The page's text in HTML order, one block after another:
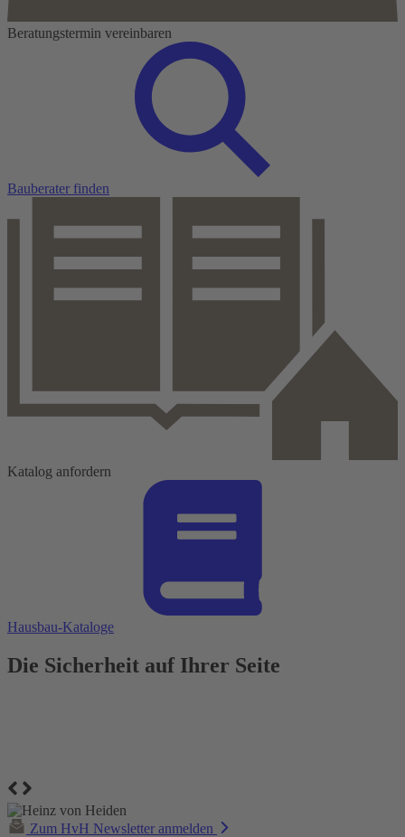
Beratungstermin vereinbaren
Bauberater finden
Katalog anfordern
Hausbau-Kataloge
Die Sicherheit auf Ihrer Seite
Zum HvH Newsletter anmelden